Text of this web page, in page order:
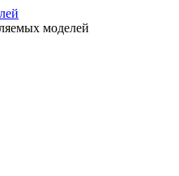
моделей